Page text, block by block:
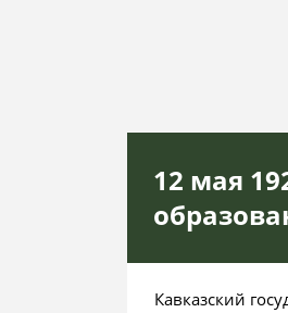
12 мая
Кавказский